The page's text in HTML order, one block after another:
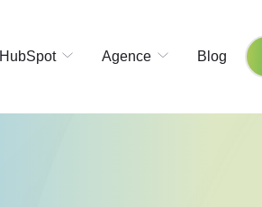
HubSpot Agence Blog